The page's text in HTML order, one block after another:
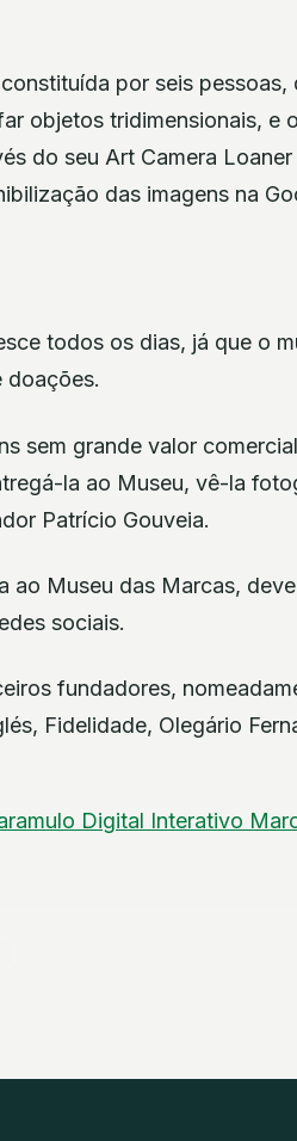
por seis
objetos tridimensionais, e
do seu Art Camera
das imagens na
todos os dias, já que o
doações.
sem grande valor
la ao Museu, vê-la
Patrício Gouveia.
ao Museu das Marcas,
sociais.
fundadores,
Fidelidade, Olegário
Digital Interativo